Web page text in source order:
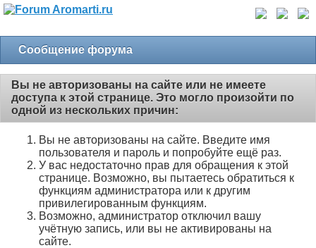
Сообщение форума
Вы не авторизованы на сайте или не имеете
доступа к этой странице. Это могло произойти по
одной из нескольких причин:
Вы не авторизованы на сайте. Введите имя
пользователя и пароль и попробуйте ещё раз.
У вас недостаточно прав для обращения к этой
странице. Возможно, вы пытаетесь обратиться к
функциям администратора или к другим
привилегированным функциям.
Возможно, администратор отключил вашу
учётную запись, или вы не активированы на
сайте.